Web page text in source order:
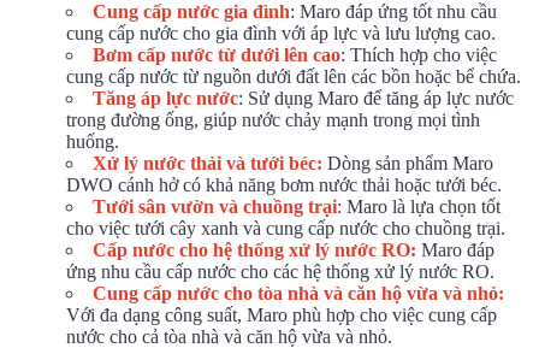
Cung cấp nước gia đình: Maro đáp ứng tốt nhu cầu
cung cấp nước cho gia đình với áp lực và lưu lượng cao.
Bơm cấp nước từ dưới lên cao: Thích hợp cho việc
cung cấp nước từ nguồn dưới đất lên các bồn hoặc bể chứa.
Tăng áp lực nước: Sử dụng Maro để tăng áp lực nước
trong đường ống, giúp nước chảy mạnh trong mọi tình
huống.
Xử lý nước thải và tưới béc: Dòng sản phẩm Maro
DWO cánh hở có khả năng bơm nước thải hoặc tưới béc.
Tưới sân vườn và chuồng trại: Maro là lựa chọn tốt
cho việc tưới cây xanh và cung cấp nước cho chuồng trại.
Cấp nước cho hệ thống xử lý nước RO: Maro đáp
ứng nhu cầu cấp nước cho các hệ thống xử lý nước RO.
Cung cấp nước cho tòa nhà và căn hộ vừa và nhỏ:
Với đa dạng công suất, Maro phù hợp cho việc cung cấp
nước cho cả tòa nhà và căn hộ vừa và nhỏ.